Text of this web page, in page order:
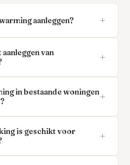
aanleggen? +
van
+
in bestaande woningen+
is geschikt voor
+